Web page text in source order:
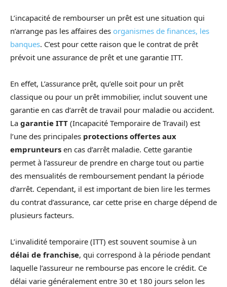
L’incapacité de rembourser un prêt est une situation qui
n’arrange pas les affaires des organismes de finances, les
banques. C’est pour cette raison que le contrat de prêt
prévoit une assurance de prêt et une garantie ITT.
En effet, L’assurance prêt, qu’elle soit pour un prêt
classique ou pour un prêt immobilier, inclut souvent une
garantie en cas d’arrêt de travail pour maladie ou accident.
La garantie ITT (Incapacité Temporaire de Travail) est
l’une des principales protections offertes aux
emprunteurs en cas d’arrêt maladie. Cette garantie
permet à l’assureur de prendre en charge tout ou partie
des mensualités de remboursement pendant la période
d’arrêt. Cependant, il est important de bien lire les termes
du contrat d’assurance, car cette prise en charge dépend de
plusieurs facteurs.
L’invalidité temporaire (ITT) est souvent soumise à un
délai de franchise, qui correspond à la période pendant
laquelle l’assureur ne rembourse pas encore le crédit. Ce
délai varie généralement entre 30 et 180 jours selon les